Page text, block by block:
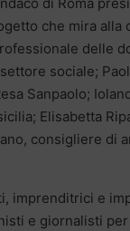
che mira alla
delle
sociale;
Sanpaolo;
Elisabetta
consigliere di
imprenditrici e
e giornalisti